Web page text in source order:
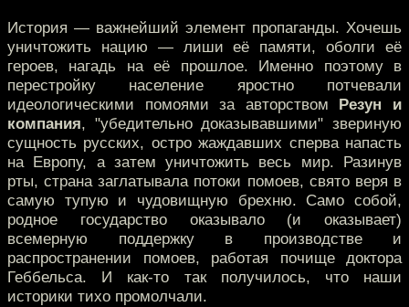
История — важнейший элемент пропаганды. Хочешь
уничтожить нацию — лиши её памяти, оболги её
героев, нагадь на её прошлое. Именно поэтому в
перестройку население яростно потчевали
идеологическими помоями за авторством Резун и
компания, "убедительно доказывавшими" звериную
сущность русских, остро жаждавших сперва напасть
на Европу, а затем уничтожить весь мир. Разинув
рты, страна заглатывала потоки помоев, свято веря в
самую тупую и чудовищную брехню. Само собой,
родное государство оказывало (и оказывает)
всемерную поддержку в производстве и
распространении помоев, работая почище доктора
Геббельса. И как-то так получилось, что наши
историки тихо промолчали.